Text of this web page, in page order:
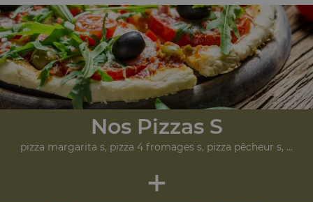
Nos Pizzas S
pizza margarita s, pizza 4 fromages s, pizza pêcheur s, ...
+